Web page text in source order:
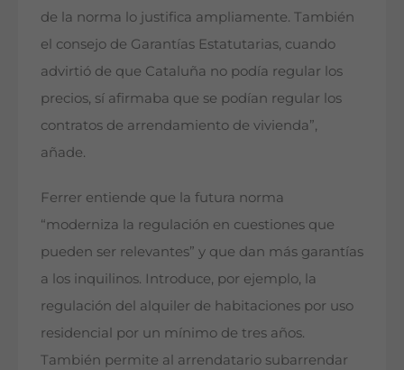
de la norma lo justifica ampliamente. También
el consejo de Garantías Estatutarias, cuando
advirtió de que Cataluña no podía regular los
precios, sí afirmaba que se podían regular los
contratos de arrendamiento de vivienda”,
añade.
Ferrer entiende que la futura norma
“moderniza la regulación en cuestiones que
pueden ser relevantes” y que dan más garantías
a los inquilinos. Introduce, por ejemplo, la
regulación del alquiler de habitaciones por uso
residencial por un mínimo de tres años.
También permite al arrendatario subarrendar